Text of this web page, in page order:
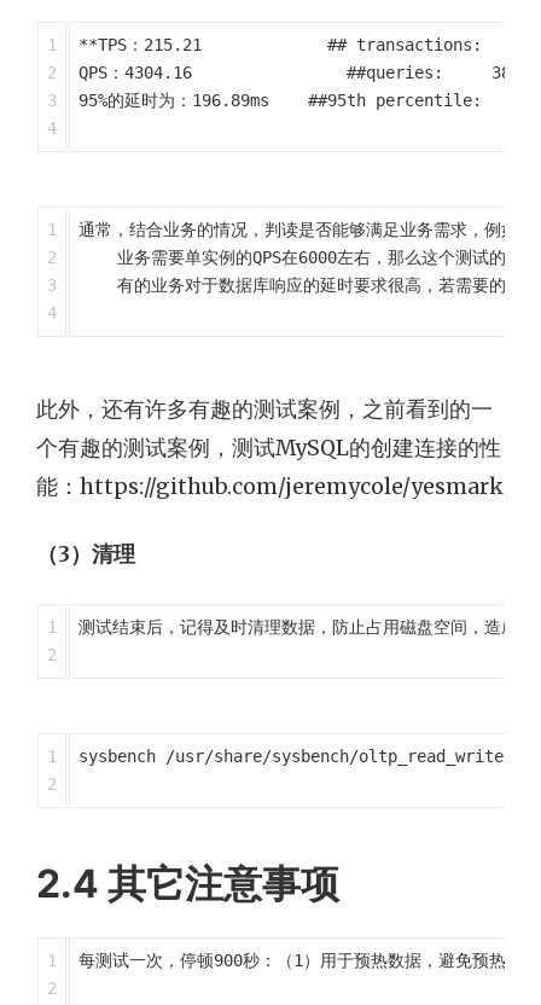
1
2
3
**TPS：215.21             ## transactions:
QPS：4304.16                ##queries:
95%的延时为：196.89ms    ##95th
1
2
3
​通常，结合业务的情况，判读是否能够满足业务需求，例如：
业务需要单实例的QPS在6000左右，那么这个测试的结
有的业务对于数据库响应的延时要求很高，若需要的延
此外，还有许多有趣的测试案例，之前看到的一
个有趣的测试案例，测试MySQL的创建连接的性
能：https://github.com/jeremycole/yesmark
（3）清理
1
测试结束后，记得及时清理数据，防止占用磁盘空间，造成不
1
sysbench /usr/share/sysbench/
2.4 其它注意事项
1
2
每测试一次，停顿900秒：（1）用于预热数据，避免预热时